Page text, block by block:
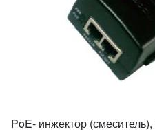
PoE- инжектор